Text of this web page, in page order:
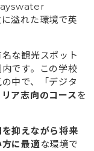
溢れた環境で英
な観光スポット
です。この学校
中で、「デジタ
ア志向のコースを
抑えながら将来
に最適な環境で